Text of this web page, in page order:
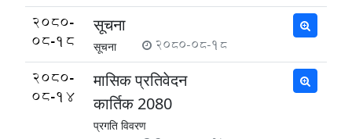
2080-
08-18
सूचना
सूचना 2080-08-18
2080-
08-14
मासिक प्रतिवेदन
कार्तिक 2080
प्रगति विवरण